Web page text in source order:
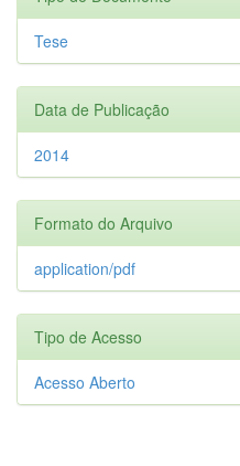
Tese
Data de Publicação
2014
Formato do Arquivo
application/pdf
Tipo de Acesso
Acesso Aberto